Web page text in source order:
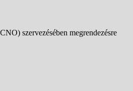
szervezésében megrendezésre